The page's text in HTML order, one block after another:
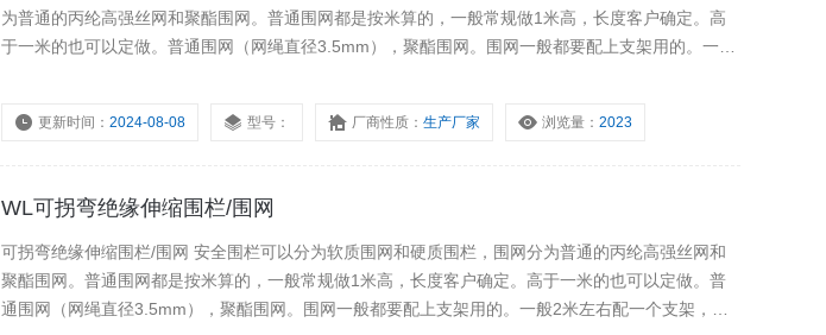
为普通的丙纶高强丝网和聚酯围网。普通围网都是按米算的，一般常规做1米高，长度客户确定。高
于一米的也可以定做。普通围网（网绳直径3.5mm），聚酯围网。围网一般都要配上支架用的。一般
更新时间：2024-08-08 型号： 厂商性质：生产厂家 浏览量：2023
WL可拐弯绝缘伸缩围栏/围网
可拐弯绝缘伸缩围栏/围网 安全围栏可以分为软质围网和硬质围栏，围网分为普通的丙纶高强丝网和
聚酯围网。普通围网都是按米算的，一般常规做1米高，长度客户确定。高于一米的也可以定做。普
通围网（网绳直径3.5mm），聚酯围网。围网一般都要配上支架用的。一般2米左右配一个支架，也